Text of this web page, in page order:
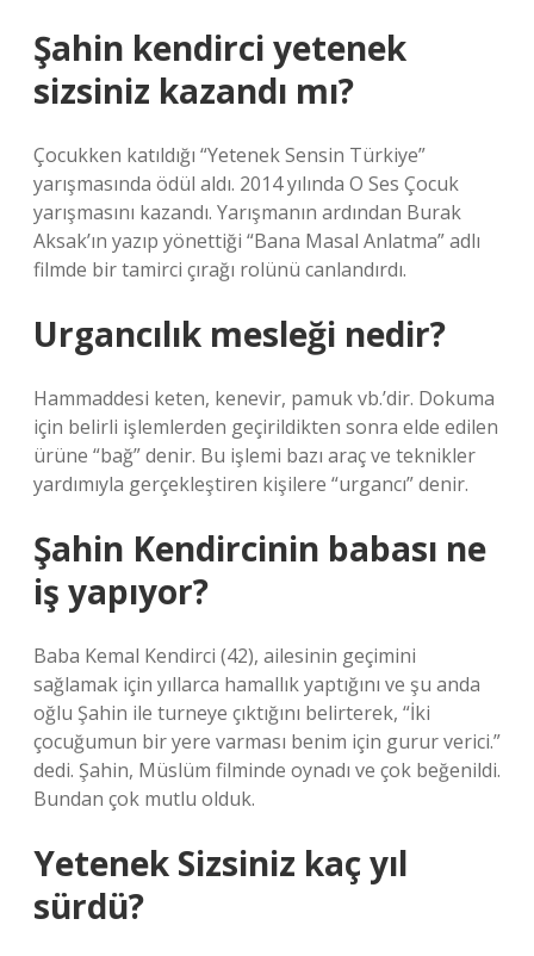
Şahin kendirci yetenek
sizsiniz kazandı mı?
Çocukken katıldığı “Yetenek Sensin Türkiye”
yarışmasında ödül aldı. 2014 yılında O Ses Çocuk
yarışmasını kazandı. Yarışmanın ardından Burak
Aksak’ın yazıp yönettiği “Bana Masal Anlatma” adlı
filmde bir tamirci çırağı rolünü canlandırdı.
Urgancılık mesleği nedir?
Hammaddesi keten, kenevir, pamuk vb.’dir. Dokuma
için belirli işlemlerden geçirildikten sonra elde edilen
ürüne “bağ” denir. Bu işlemi bazı araç ve teknikler
yardımıyla gerçekleştiren kişilere “urgancı” denir.
Şahin Kendircinin babası ne
iş yapıyor?
Baba Kemal Kendirci (42), ailesinin geçimini
sağlamak için yıllarca hamallık yaptığını ve şu anda
oğlu Şahin ile turneye çıktığını belirterek, “İki
çocuğumun bir yere varması benim için gurur verici.”
dedi. Şahin, Müslüm filminde oynadı ve çok beğenildi.
Bundan çok mutlu olduk.
Yetenek Sizsiniz kaç yıl
sürdü?